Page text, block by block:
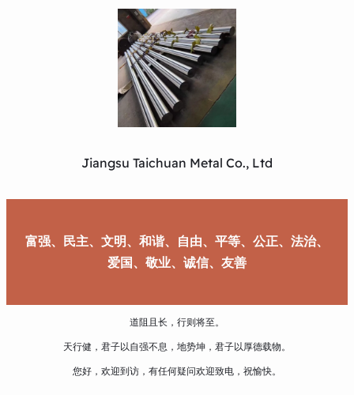
Jiangsu Taichuan Metal Co., Ltd
富强、民主、文明、和谐、自由、平等、公正、法治、
爱国、敬业、诚信、友善
道阻且长，行则将至。
天行健，君子以自强不息，地势坤，君子以厚德载物。
您好，欢迎到访，有任何疑问欢迎致电，祝愉快。